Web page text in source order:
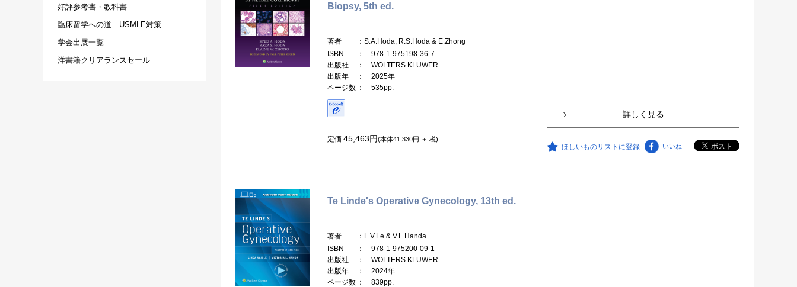
Biopsy, 5th ed.
著者
：S.A.Hoda, R.S.Hoda & E.Zhong
ISBN
： 978-1-975198-36-7
出版社
： WOLTERS KLUWER
出版年
： 2025年
ページ数 ： 535pp.
定価 45,463円(本体41,330円 ＋ 税)
詳しく見る
ほしいものリストに登録 いいね
Te Linde's Operative Gynecology, 13th ed.
著者
：L.V.Le & V.L.Handa
ISBN
： 978-1-975200-09-1
出版社
： WOLTERS KLUWER
出版年
： 2024年
ページ数 ： 839pp.
好評参考書・教科書
臨床留学への道 USMLE対策
学会出展一覧
洋書籍クリアランスセール